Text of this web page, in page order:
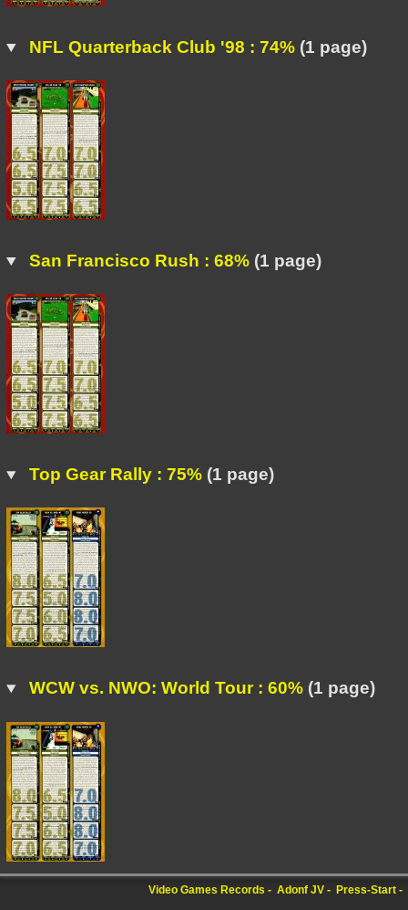
NFL Quarterback Club '98 : 74%(1 page)
San Francisco Rush : 68%(1 page)
Top Gear Rally : 75%(1 page)
WCW vs. NWO: World Tour : 60%(1 page)
Video Games Records Adonf JV Press-Start